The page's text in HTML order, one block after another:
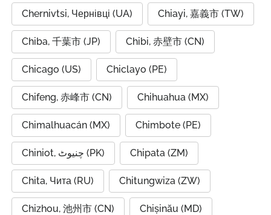
Chernivtsi, Чернівці (UA) Chiayi, 嘉義市 (TW)
Chiba, 千葉市 (JP) Chibi, 赤壁市 (CN)
Chicago (US) Chiclayo (PE)
Chifeng, 赤峰市 (CN) Chihuahua (MX)
Chimalhuacán (MX) Chimbote (PE)
Chiniot, چنیوٹ (PK) Chipata (ZM)
Chita, Чита (RU) Chitungwiza (ZW)
Chizhou, 池州市 (CN) Chișinău (MD)